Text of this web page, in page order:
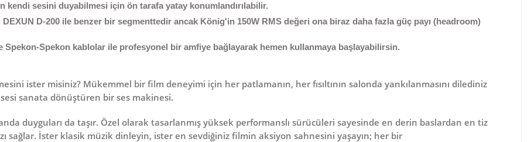
kendi sesini duyabilmesi için ön tarafa yatay konumlandırılabilir.
DEXUN D-200 ile benzer bir segmenttedir ancak König'in 150W RMS değeri ona biraz daha fazla güç payı (headroom)
Spekon-Spekon kablolar ile profesyonel bir amfiye bağlayarak hemen kullanmaya başlayabilirsin.
ister misiniz? Mükemmel bir film deneyimi için her patlamanın, her fısıltının salonda yankılanmasını dilediniz
sesi sanata dönüştüren bir ses makinesi.
duyguları da taşır. Özel olarak tasarlanmış yüksek performanslı sürücüleri sayesinde en derin baslardan en tiz
sağlar. İster klasik müzik dinleyin, ister en sevdiğiniz filmin aksiyon sahnesini yaşayın; her bir